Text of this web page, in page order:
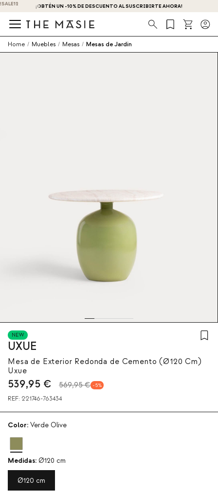
¡OBTÉN UN -10% DE DESCUENTO AL SUSCRIBIRTE AHORA!
Búsqueda
Home / Muebles / Mesas / Mesas de Jardín
NEW
UXUE
Mesa de Exterior Redonda de Cemento (Ø120 Cm)
Uxue
539,95 € 569,95 € 5
REF: 221746-763434
Color: Verde Olive
Medidas: Ø120 cm
Ø120 cm